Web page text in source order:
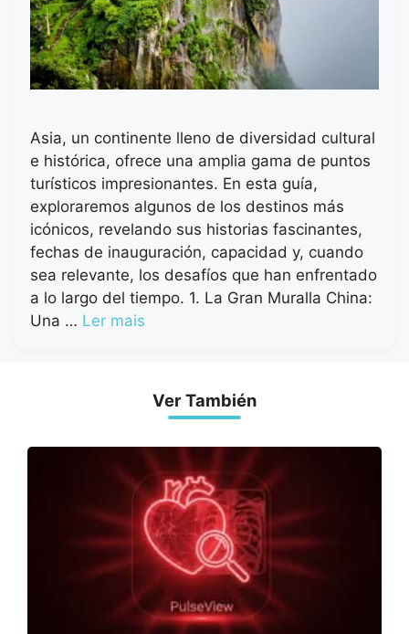
Asia, un continente lleno de diversidad cultural
e histórica, ofrece una amplia gama de puntos
turísticos impresionantes. En esta guía,
exploraremos algunos de los destinos más
icónicos, revelando sus historias fascinantes,
fechas de inauguración, capacidad y, cuando
sea relevante, los desafíos que han enfrentado
a lo largo del tiempo. 1. La Gran Muralla China:
Una … Ler mais
Ver También